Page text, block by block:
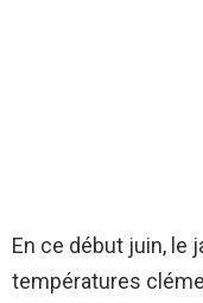
En ce début juin, le
températures